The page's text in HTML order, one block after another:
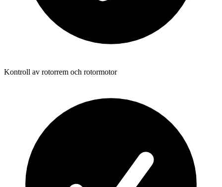
Kontroll av rotorrem och rotormotor